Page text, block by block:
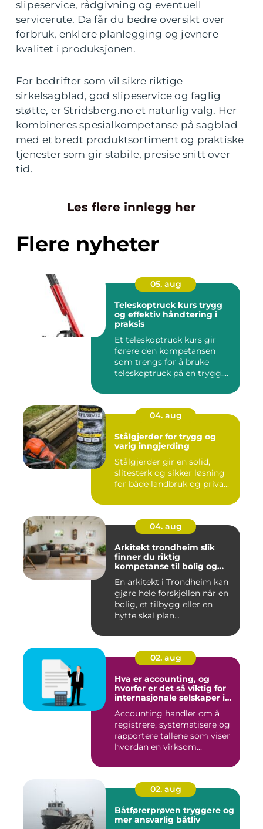
slipeservice, rådgivning og eventuell
servicerute. Da får du bedre oversikt over
forbruk, enklere planlegging og jevnere
kvalitet i produksjonen.
For bedrifter som vil sikre riktige
sirkelsagblad, god slipeservice og faglig
støtte, er Stridsberg.no et naturlig valg. Her
kombineres spesialkompetanse på sagblad
med et bredt produktsortiment og praktiske
tjenester som gir stabile, presise snitt over
tid.
Les flere innlegg her
Flere nyheter
05. aug
Teleskoptruck kurs trygg
og effektiv håndtering i
praksis
Et teleskoptruck kurs gir
førere den kompetansen
som trengs for å bruke
teleskoptruck på en trygg,
04. aug
Stålgjerder for trygg og
varig inngjerding
Stålgjerder gir en solid,
slitesterk og sikker løsning
for både landbruk og priva...
04. aug
Arkitekt trondheim slik
finner du riktig
kompetanse til bolig og
En arkitekt i Trondheim kan
gjøre hele forskjellen når en
bolig, et tilbygg eller en
hytte skal plan...
02. aug
Hva er accounting, og
hvorfor er det så viktig for
internasjonale selskaper i
Accounting handler om å
registrere, systematisere og
rapportere tallene som viser
hvordan en virksom...
02. aug
Båtførerprøven tryggere og
mer ansvarlig båtliv